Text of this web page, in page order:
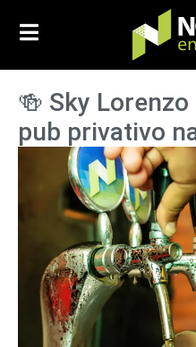
🍻 Sky
pub privativo